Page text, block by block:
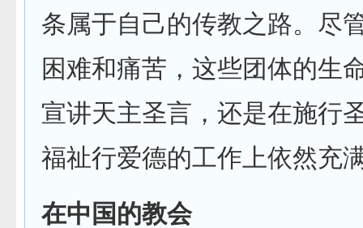
条属于自己的传教之路。尽
困难和痛苦，这些团体的生
宣讲天主圣言，还是在施行
福祉行爱德的工作上依然充
在中国的教会